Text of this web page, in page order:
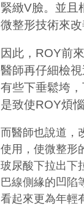
緊緻V臉。並且
微整形技術來
因此， ROY前
醫師再仔細檢視
有些下垂鬆垮
是致使ROY煩
而醫師也說道，
使用，使微整形
玻尿酸下拉出下
巴線側緣的凹陷
看起來更為年輕